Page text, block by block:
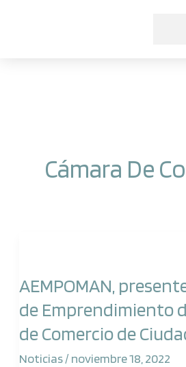
Cámara De
AEMPOMAN,
de Emprendimiento
de Comercio de
Noticias/noviembre 18, 2022
en
el
XI
Foro